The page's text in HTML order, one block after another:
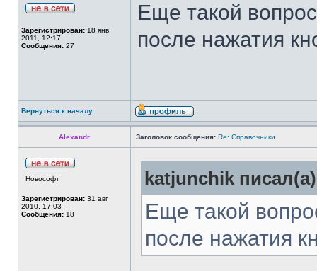
Зарегистрирован: 18 янв
2011, 12:17
Сообщения: 27
Еще такой
после нажатия
Вернуться к началу
Alexandr Заголовок сообщения: Re: Справочники
Новософт
Зарегистрирован: 31 авг
2010, 17:03
Сообщения: 18
katjunchik
Еще такой
после нажатия